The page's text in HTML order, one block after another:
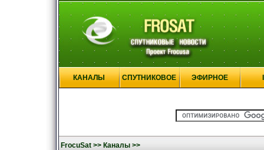
КАНАЛЫ СПУТНИКОВОЕ ЭФИРНОЕ
FrocuSat >> Каналы >>